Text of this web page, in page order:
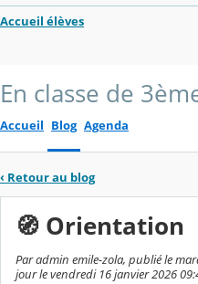
Accueil élèves
En classe de
Accueil Blog Agenda
‹ Retour au blog
🧭 Orientation
Par admin emile-zola, publié le
jour le vendredi 16 janvier 2026